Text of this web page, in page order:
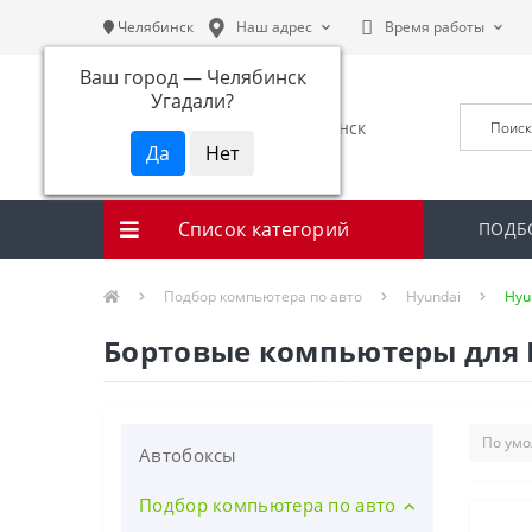
Челябинск
Ваш город — Челябинск
Угадали?
Наш адрес Время работы
Список категорий
Подбор компьютера по авто Hyundai
Бортовые компьютеры для
Автобоксы
Подбор компьютера по авто